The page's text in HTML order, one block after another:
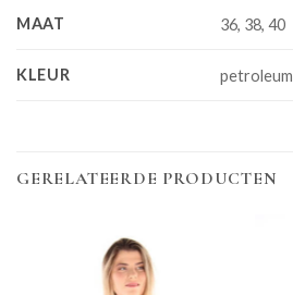
MAAT 36, 38, 40
KLEUR petroleum
GERELATEERDE PRODUCTEN